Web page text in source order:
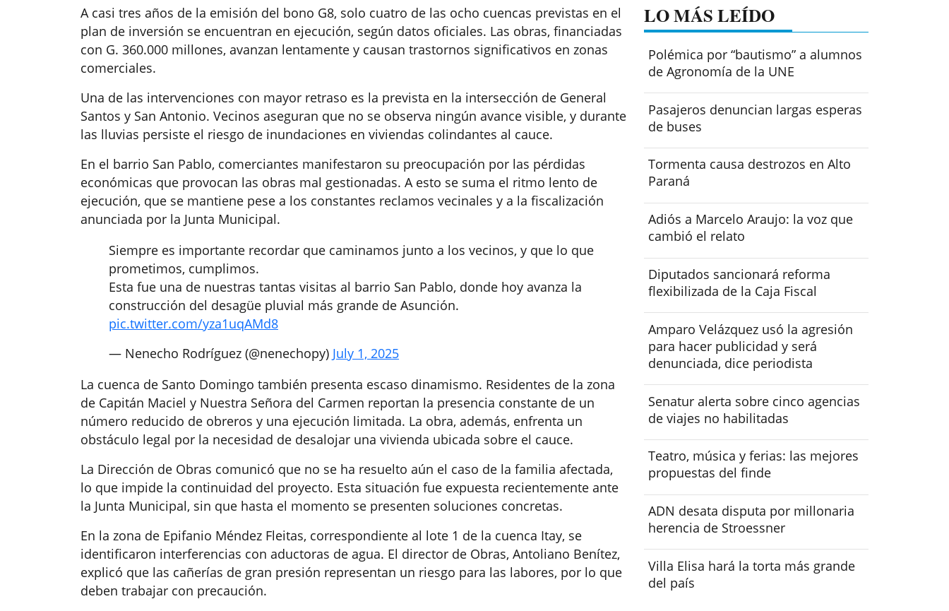
A casi tres años de la emisión del bono G8, solo cuatro de las ocho cuencas previstas en el
plan de inversión se encuentran en ejecución, según datos oficiales. Las obras, financiadas
con G. 360.000 millones, avanzan lentamente y causan trastornos significativos en zonas
comerciales.
Una de las intervenciones con mayor retraso es la prevista en la intersección de General
Santos y San Antonio. Vecinos aseguran que no se observa ningún avance visible, y durante
las lluvias persiste el riesgo de inundaciones en viviendas colindantes al cauce.
En el barrio San Pablo, comerciantes manifestaron su preocupación por las pérdidas
económicas que provocan las obras mal gestionadas. A esto se suma el ritmo lento de
ejecución, que se mantiene pese a los constantes reclamos vecinales y a la fiscalización
anunciada por la Junta Municipal.
Siempre es importante recordar que caminamos junto a los vecinos, y que lo que
prometimos, cumplimos.
Esta fue una de nuestras tantas visitas al barrio San Pablo, donde hoy avanza la
construcción del desagüe pluvial más grande de Asunción.
pic.twitter.com/yza1uqAMd8
— Nenecho Rodríguez (@nenechopy) July 1, 2025
La cuenca de Santo Domingo también presenta escaso dinamismo. Residentes de la zona
de Capitán Maciel y Nuestra Señora del Carmen reportan la presencia constante de un
número reducido de obreros y una ejecución limitada. La obra, además, enfrenta un
obstáculo legal por la necesidad de desalojar una vivienda ubicada sobre el cauce.
La Dirección de Obras comunicó que no se ha resuelto aún el caso de la familia afectada,
lo que impide la continuidad del proyecto. Esta situación fue expuesta recientemente ante
la Junta Municipal, sin que hasta el momento se presenten soluciones concretas.
En la zona de Epifanio Méndez Fleitas, correspondiente al lote 1 de la cuenca Itay, se
identificaron interferencias con aductoras de agua. El director de Obras, Antoliano Benítez,
explicó que las cañerías de gran presión representan un riesgo para las labores, por lo que
deben trabajar con precaución.
LO MÁS LEÍDO
Polémica por “bautismo” a alumnos
de Agronomía de la UNE
Pasajeros denuncian largas esperas
de buses
Tormenta causa destrozos en Alto
Paraná
Adiós a Marcelo Araujo: la voz que
cambió el relato
Diputados sancionará reforma
flexibilizada de la Caja Fiscal
Amparo Velázquez usó la agresión
para hacer publicidad y será
denunciada, dice periodista
Senatur alerta sobre cinco agencias
de viajes no habilitadas
Teatro, música y ferias: las mejores
propuestas del finde
ADN desata disputa por millonaria
herencia de Stroessner
Villa Elisa hará la torta más grande
del país